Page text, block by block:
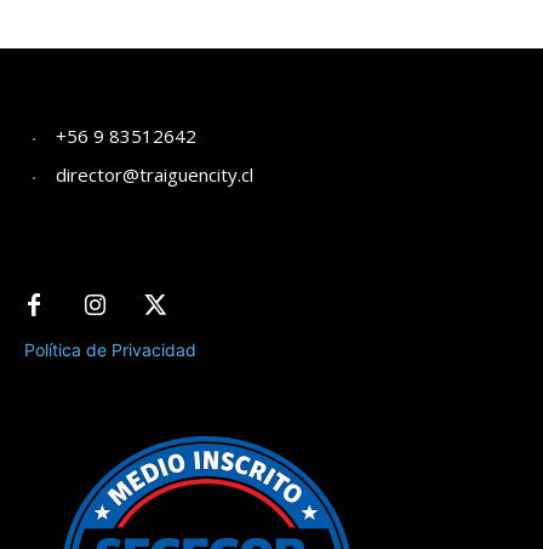
+56 9 83512642
director@traiguencity.cl
Política de Privacidad